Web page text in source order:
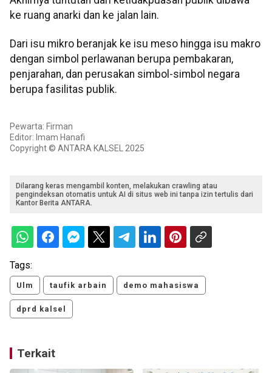
ke ruang anarki dan ke jalan lain.
Dari isu mikro beranjak ke isu meso hingga isu makro
dengan simbol perlawanan berupa pembakaran,
penjarahan, dan perusakan simbol-simbol negara
berupa fasilitas publik.
Pewarta: Firman
Editor: Imam Hanafi
Copyright © ANTARA KALSEL 2025
Dilarang keras mengambil konten, melakukan crawling atau
pengindeksan otomatis untuk AI di situs web ini tanpa izin tertulis dari
Kantor Berita ANTARA.
Tags:
Ulm taufik arbain demo mahasiswa
dprd kalsel
Terkait